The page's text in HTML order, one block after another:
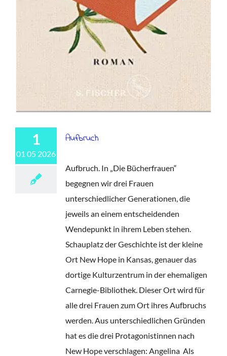
1
01 05 2026
Aufbruch
Aufbruch. In „Die Bücherfrauen“
begegnen wir drei Frauen
unterschiedlicher Generationen, die
jeweils an einem entscheidenden
Wendepunkt in ihrem Leben stehen.
Schauplatz der Geschichte ist der kleine
Ort New Hope in Kansas, genauer das
dortige Kulturzentrum in der ehemaligen
Carnegie-Bibliothek. Dieser Ort wird für
alle drei Frauen zum Ort ihres Aufbruchs
werden. Aus unterschiedlichen Gründen
hat es die drei Protagonistinnen nach
New Hope verschlagen: Angelina Als